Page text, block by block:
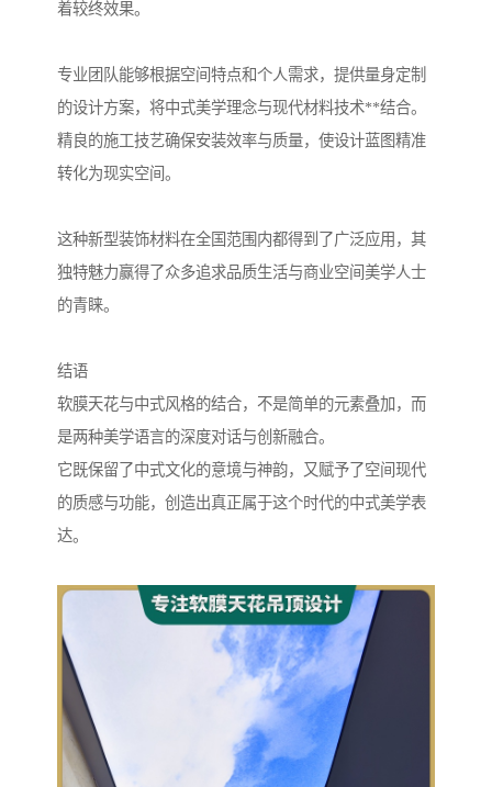
着较终效果。
专业团队能够根据空间特点和个人需求，提供量身定制
的设计方案，将中式美学理念与现代材料技术**结合。
精良的施工技艺确保安装效率与质量，使设计蓝图精准
转化为现实空间。
这种新型装饰材料在全国范围内都得到了广泛应用，其
独特魅力赢得了众多追求品质生活与商业空间美学人士
的青睐。
结语
软膜天花与中式风格的结合，不是简单的元素叠加，而
是两种美学语言的深度对话与创新融合。
它既保留了中式文化的意境与神韵，又赋予了空间现代
的质感与功能，创造出真正属于这个时代的中式美学表
达。